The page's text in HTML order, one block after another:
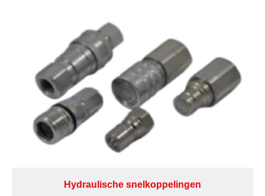
Hydraulische snelkoppelingen